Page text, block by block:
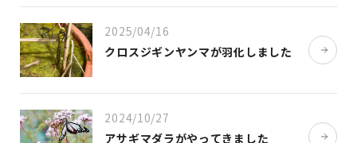
2025/04/16
クロスジギンヤンマが羽化しました
2024/10/27
アサギマダラがやってきました